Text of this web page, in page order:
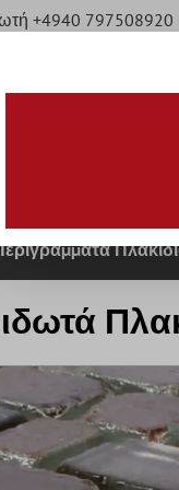
+4940 797508920